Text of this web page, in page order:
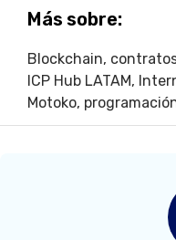
Más sobre:
Blockchain,
ICP Hub LATAM,
Motoko,